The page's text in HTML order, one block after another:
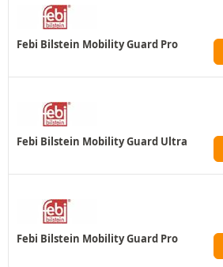
Febi Bilstein Mobility Guard Pro
Febi Bilstein Mobility Guard Ultra
Febi Bilstein Mobility Guard Pro